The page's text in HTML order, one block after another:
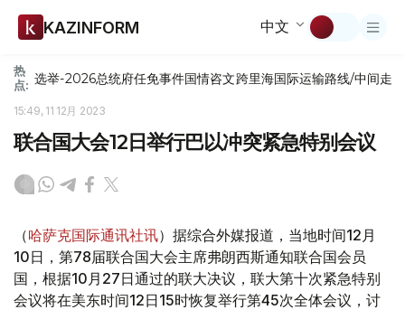
KAZINFORM 中文
热
点: 选举-2026总统府任免事件国情咨文跨里海国际运输路线/中间走廊
15:49, 11 12月 2023
联合国大会12日举行巴以冲突紧急特别会议
（哈萨克国际通讯社讯）据综合外媒报道，当地时间12月
10日，第78届联合国大会主席弗朗西斯通知联合国会员
国，根据10月27日通过的联大决议，联大第十次紧急特别
会议将在美东时间12日15时恢复举行第45次全体会议，讨